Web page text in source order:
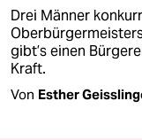
Drei Männer
gibt’s einen
Kraft.
Von Esther